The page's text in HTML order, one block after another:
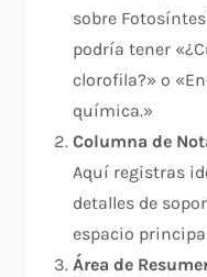
sobre
podría tener
clorofila?» o
química.»
Columna de
Aquí registras
detalles de
espacio
Área de